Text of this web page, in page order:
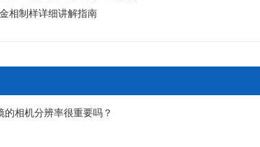
相制样详细讲解指南
的相机分辨率很重要吗？